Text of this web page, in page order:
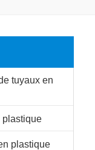
tuyaux en
plastique
plastique